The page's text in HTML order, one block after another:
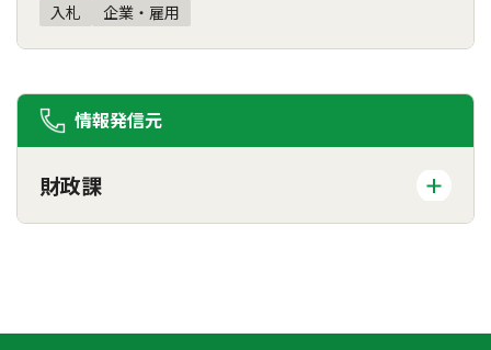
入札 企業・雇用
情報発信元
財政課